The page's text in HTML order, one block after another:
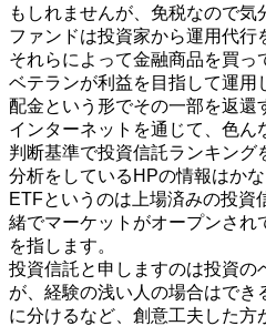
もしれませんが、免税なので気
ファンドは投資家から運用代行
それらによって金融商品を買
ベテランが利益を目指して運用
配金という形でその一部を返還
インターネットを通じて、色
判断基準で投資信託ランキング
分析をしているHPの情報はかな
ETFというのは上場済みの投資
緒でマーケットがオープンされ
を指します。
投資信託と申しますのは投資の
が、経験の浅い人の場合はでき
に分けるなど、創意工夫した方